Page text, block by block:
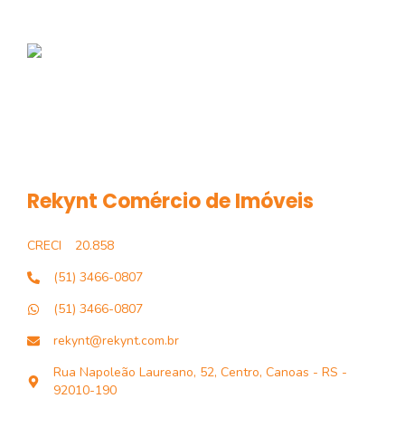
Rekynt Comércio de Imóveis
CRECI
20.858
(51) 3466-0807
(51) 3466-0807
rekynt@rekynt.com.br
Rua Napoleão Laureano, 52, Centro, Canoas - RS -
92010-190